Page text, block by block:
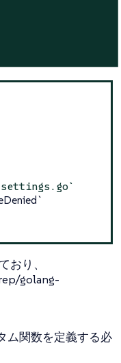
`settings.go`
り、
golang-
ム関数を定義する必